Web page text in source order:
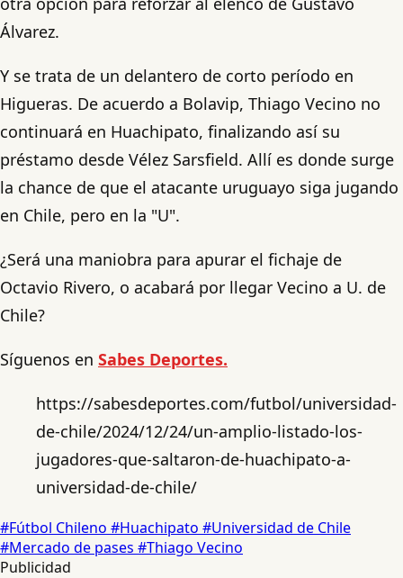
Álvarez.
Y se trata de un delantero de corto período en
Higueras. De acuerdo a Bolavip, Thiago Vecino no
continuará en Huachipato, finalizando así su
préstamo desde Vélez Sarsfield. Allí es donde surge
la chance de que el atacante uruguayo siga jugando
en Chile, pero en la "U".
¿Será una maniobra para apurar el fichaje de
Octavio Rivero, o acabará por llegar Vecino a U. de
Chile?
Síguenos en Sabes Deportes.
https://sabesdeportes.com/futbol/universidad-
de-chile/2024/12/24/un-amplio-listado-los-
jugadores-que-saltaron-de-huachipato-a-
universidad-de-chile/
#Fútbol Chileno #Huachipato #Universidad de Chile
#Mercado de pases #Thiago Vecino
Publicidad